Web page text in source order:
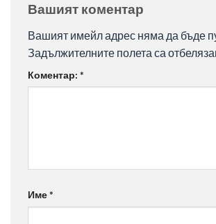
Вашият коментар
Вашият имейл адрес няма да бъде
Задължителните полета са
Коментар: *
Име*